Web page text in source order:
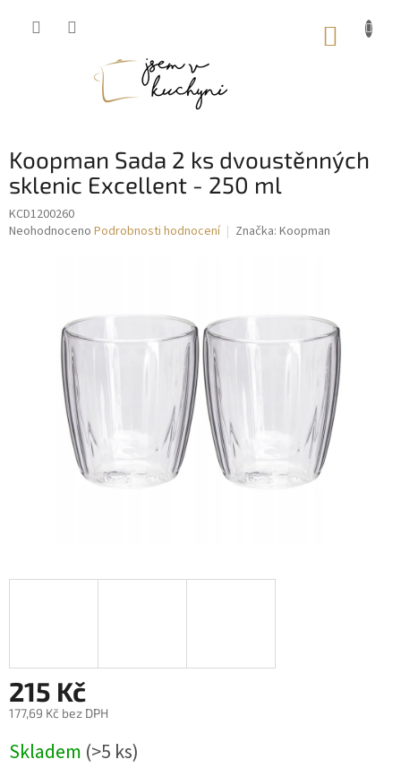
Koopman Sada 2 ks dvoustěnných
sklenic Excellent - 250 ml
KCD1200260
Průměrné
hvězdiček.
Neohodnoceno Podrobnosti hodnocení Značka: Koopman
215 Kč
177,69 Kč bez DPH
cena:
Skladem (>5 ks)